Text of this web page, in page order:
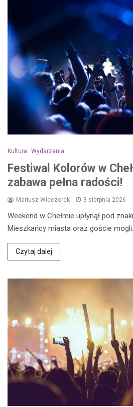
Kultura Wydarzenia
Festiwal Kolorów w
zabawa pełna radości!
Mariusz Wieczorek 3 sierpnia 2026
Weekend w Chełmie upłynął pod
Mieszkańcy miasta oraz goście
Czytaj dalej